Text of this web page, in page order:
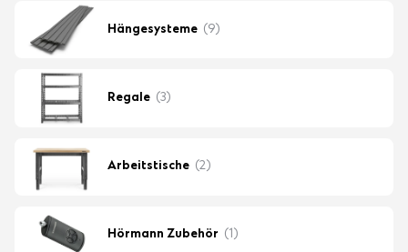
Hängesysteme (9)
Regale (3)
Arbeitstische (2)
Hörmann Zubehör (1)